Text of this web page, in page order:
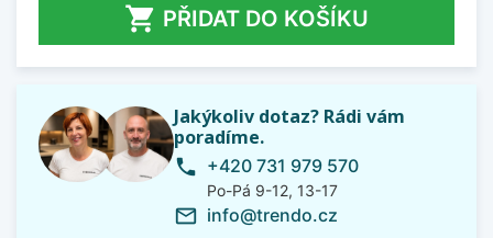
 PŘIDAT DO KOŠÍKU
Jakýkoliv dotaz? Rádi vám
poradíme.
phone +420 731 979 570
Po-Pá 9-12, 13-17
mail_outline info@trendo.cz